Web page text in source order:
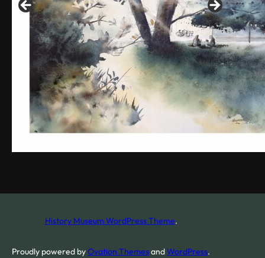
History Museum WordPress Theme.
Proudly powered byOvation ThemesandWordPress.